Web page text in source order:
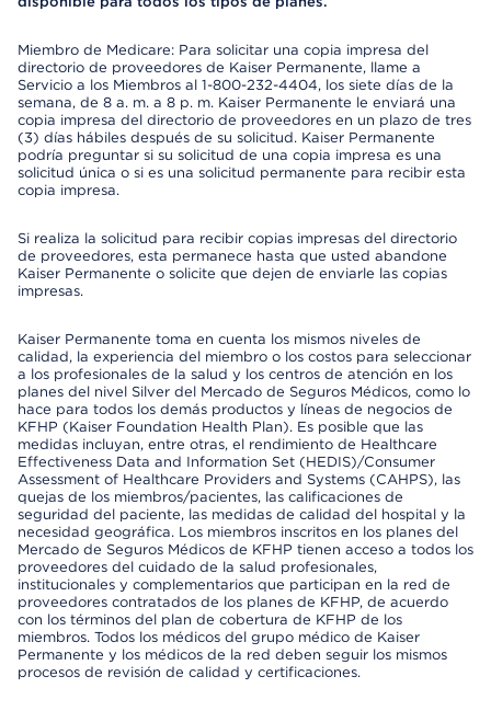
Miembro de Medicare: Para solicitar una copia impresa del
directorio de proveedores de Kaiser Permanente, llame a
Servicio a los Miembros al 1-800-232-4404, los siete días de la
semana, de 8 a. m. a 8 p. m. Kaiser Permanente le enviará una
copia impresa del directorio de proveedores en un plazo de tres
(3) días hábiles después de su solicitud. Kaiser Permanente
podría preguntar si su solicitud de una copia impresa es una
solicitud única o si es una solicitud permanente para recibir esta
copia impresa.
Si realiza la solicitud para recibir copias impresas del directorio
de proveedores, esta permanece hasta que usted abandone
Kaiser Permanente o solicite que dejen de enviarle las copias
impresas.
Kaiser Permanente toma en cuenta los mismos niveles de
calidad, la experiencia del miembro o los costos para seleccionar
a los profesionales de la salud y los centros de atención en los
planes del nivel Silver del Mercado de Seguros Médicos, como lo
hace para todos los demás productos y líneas de negocios de
KFHP (Kaiser Foundation Health Plan). Es posible que las
medidas incluyan, entre otras, el rendimiento de Healthcare
Effectiveness Data and Information Set (HEDIS)/Consumer
Assessment of Healthcare Providers and Systems (CAHPS), las
quejas de los miembros/pacientes, las calificaciones de
seguridad del paciente, las medidas de calidad del hospital y la
necesidad geográfica. Los miembros inscritos en los planes del
Mercado de Seguros Médicos de KFHP tienen acceso a todos los
proveedores del cuidado de la salud profesionales,
institucionales y complementarios que participan en la red de
proveedores contratados de los planes de KFHP, de acuerdo
con los términos del plan de cobertura de KFHP de los
miembros. Todos los médicos del grupo médico de Kaiser
Permanente y los médicos de la red deben seguir los mismos
procesos de revisión de calidad y certificaciones.